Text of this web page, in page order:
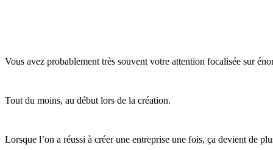
Vous avez probablement très souvent votre attention focalisée sur
Tout du moins, au début lors de la création.
Lorsque l’on a réussi à créer une entreprise une fois, ça devient de